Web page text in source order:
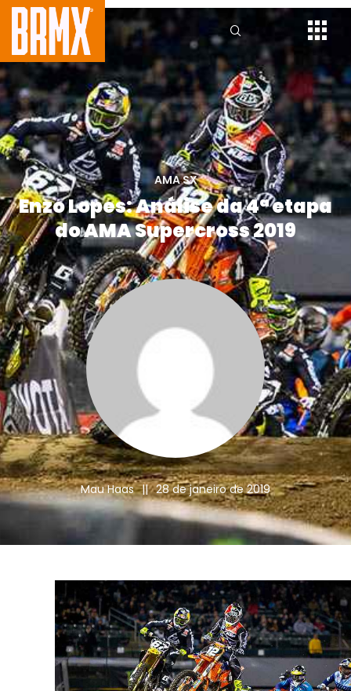
AMA SX
Enzo Lopes: Análise da 4ª etapa
do AMA Supercross 2019
Mau Haas || 28 de janeiro de 2019